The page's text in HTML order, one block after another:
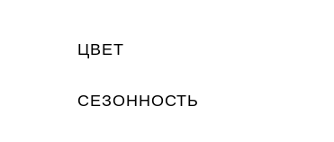
ЦВЕТ
СЕЗОННОСТЬ